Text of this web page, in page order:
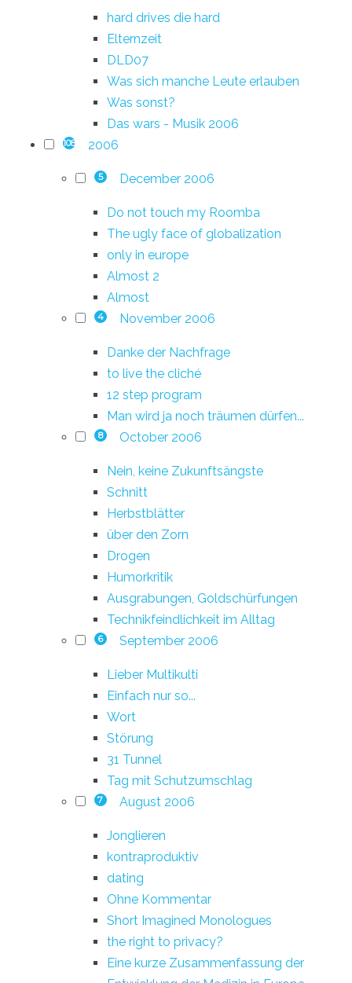
hard drives die hard
Elternzeit
DLD07
Was sich manche Leute erlauben
Was sonst?
Das wars - Musik 2006
108 2006
5 December 2006
Do not touch my Roomba
The ugly face of globalization
only in europe
Almost 2
Almost
4 November 2006
Danke der Nachfrage
to live the cliché
12 step program
Man wird ja noch träumen dürfen...
8 October 2006
Nein, keine Zukunftsängste
Schnitt
Herbstblätter
über den Zorn
Drogen
Humorkritik
Ausgrabungen, Goldschürfungen
Technikfeindlichkeit im Alltag
6 September 2006
Lieber Multikulti
Einfach nur so...
Wort
Störung
31 Tunnel
Tag mit Schutzumschlag
7 August 2006
Jonglieren
kontraproduktiv
dating
Ohne Kommentar
Short Imagined Monologues
the right to privacy?
Eine kurze Zusammenfassung der